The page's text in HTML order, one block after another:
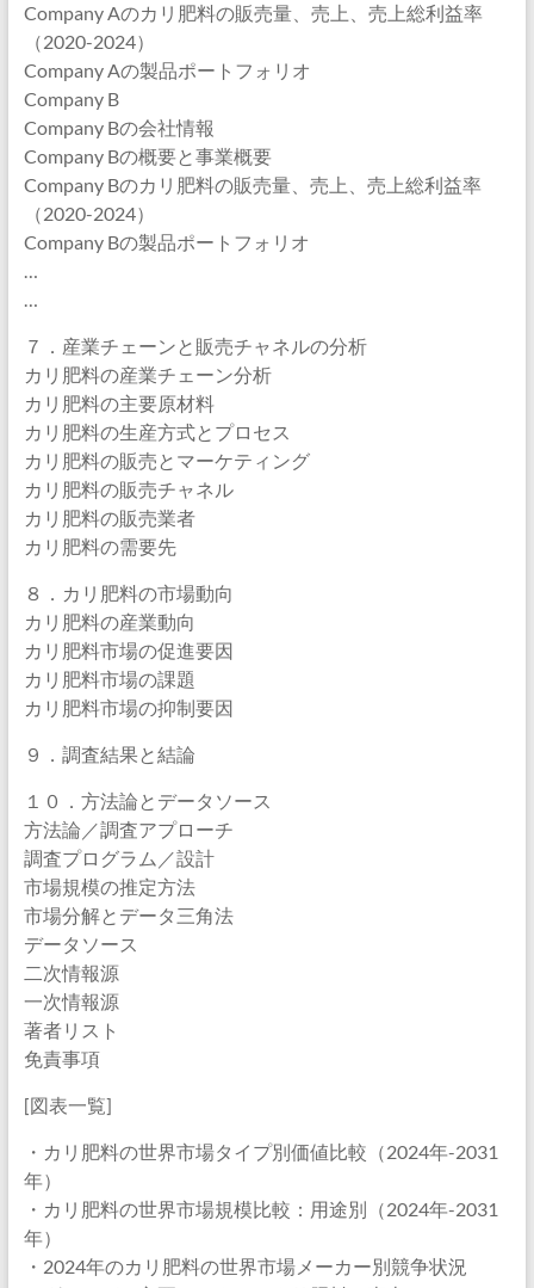
Company Aのカリ肥料の販売量、売上、売上総利益率
（2020-2024）
Company Aの製品ポートフォリオ
Company B
Company Bの会社情報
Company Bの概要と事業概要
Company Bのカリ肥料の販売量、売上、売上総利益率
（2020-2024）
Company Bの製品ポートフォリオ
…
…
７．産業チェーンと販売チャネルの分析
カリ肥料の産業チェーン分析
カリ肥料の主要原材料
カリ肥料の生産方式とプロセス
カリ肥料の販売とマーケティング
カリ肥料の販売チャネル
カリ肥料の販売業者
カリ肥料の需要先
８．カリ肥料の市場動向
カリ肥料の産業動向
カリ肥料市場の促進要因
カリ肥料市場の課題
カリ肥料市場の抑制要因
９．調査結果と結論
１０．方法論とデータソース
方法論／調査アプローチ
調査プログラム／設計
市場規模の推定方法
市場分解とデータ三角法
データソース
二次情報源
一次情報源
著者リスト
免責事項
[図表一覧]
・カリ肥料の世界市場タイプ別価値比較（2024年-2031
年）
・カリ肥料の世界市場規模比較：用途別（2024年-2031
年）
・2024年のカリ肥料の世界市場メーカー別競争状況